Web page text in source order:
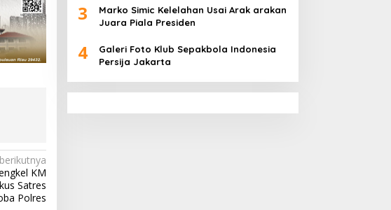
KM
Satres
Polres
3
Marko Simic Kelelahan Usai Arak arakan
Juara Piala Presiden
4
Galeri Foto Klub Sepakbola Indonesia
Persija Jakarta